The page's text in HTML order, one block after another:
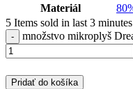
Materiál
5 Items sold in last 3 minutes
množstvo mikroplyš
Pridať do košíka